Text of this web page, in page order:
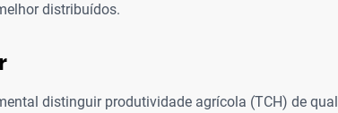
distribuídos.
distinguir produtividade agrícola (TCH) de